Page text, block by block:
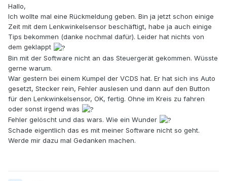
Hallo,
Ich wollte mal eine Rückmeldung geben. Bin ja jetzt schon einige
Zeit mit dem Lenkwinkelsensor beschäftigt, habe ja auch einige
Tips bekommen (danke nochmal dafür). Leider hat nichts von
dem geklappt
Bin mit der Software nicht an das Steuergerät gekommen. Wüsste
gerne warum.
War gestern bei einem Kumpel der VCDS hat. Er hat sich ins Auto
gesetzt, Stecker rein, Fehler auslesen und dann auf den Button
für den Lenkwinkelsensor, OK, fertig. Ohne im Kreis zu fahren
oder sonst irgend was
Fehler gelöscht und das wars. Wie ein Wunder
Schade eigentlich das es mit meiner Software nicht so geht.
Werde mir dazu mal Gedanken machen.